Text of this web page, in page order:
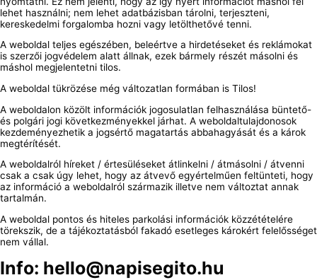
lehet használni; nem lehet adatbázisban tárolni, terjeszteni,
kereskedelmi forgalomba hozni vagy letölthetővé tenni.
A weboldal teljes egészében, beleértve a hirdetéseket és reklámokat
is szerzői jogvédelem alatt állnak, ezek bármely részét másolni és
máshol megjelentetni tilos.
A weboldal tükrözése még változatlan formában is Tilos!
A weboldalon közölt információk jogosulatlan felhasználása büntető-
és polgári jogi következményekkel járhat. A weboldaltulajdonosok
kezdeményezhetik a jogsértő magatartás abbahagyását és a károk
megtérítését.
A weboldalról híreket / értesüléseket átlinkelni / átmásolni / átvenni
csak a csak úgy lehet, hogy az átvevő egyértelműen feltünteti, hogy
az információ a weboldalról származik illetve nem változtat annak
tartalmán.
A weboldal pontos és hiteles parkolási információk közzétételére
törekszik, de a tájékoztatásból fakadó esetleges károkért felelősséget
nem vállal.
Info: hello@napisegito.hu